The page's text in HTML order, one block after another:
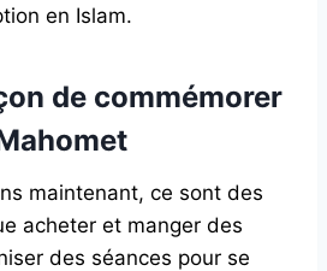
en Islam.
de commémorer
maintenant, ce sont des
acheter et manger des
des séances pour se